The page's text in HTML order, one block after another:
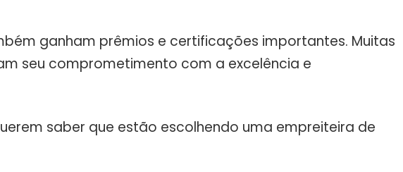
ganham prêmios e certificações importantes. Muitas
seu comprometimento com a excelência e
saber que estão escolhendo uma empreiteira de